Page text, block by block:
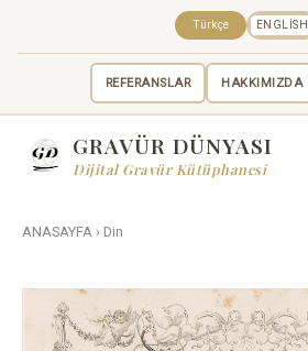
REFERANSLAR HAKKIMIZDA
Türkçe ENGLISH
GRAVÜR DÜNYASI
Dijital Gravür Kütüphanesi
ANASAYFA › Din